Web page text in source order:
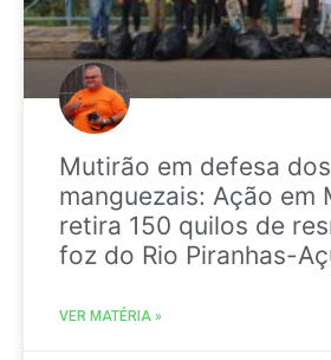
Mutirão em defesa dos
manguezais: Ação em
retira 150 quilos de
foz do Rio Piranhas-
VER MATÉRIA »